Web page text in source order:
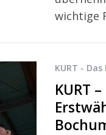
wichtige
KURT -
KURT